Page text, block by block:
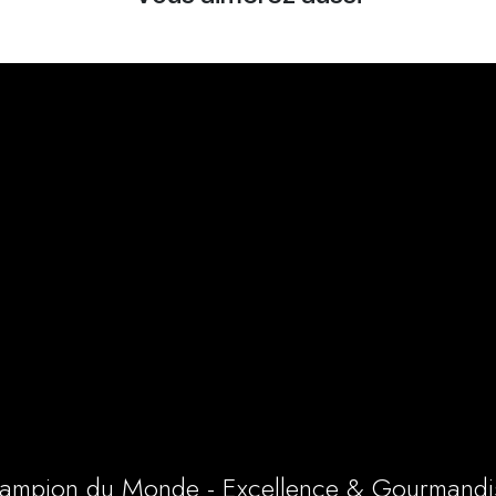
du Monde - Excellence &